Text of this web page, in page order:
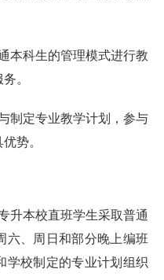
本科生的管理模式进行教
。
制定专业教学计划，参与
势。
升本校直班学生采取普通
六、周日和部分晚上编班
学校制定的专业计划组织